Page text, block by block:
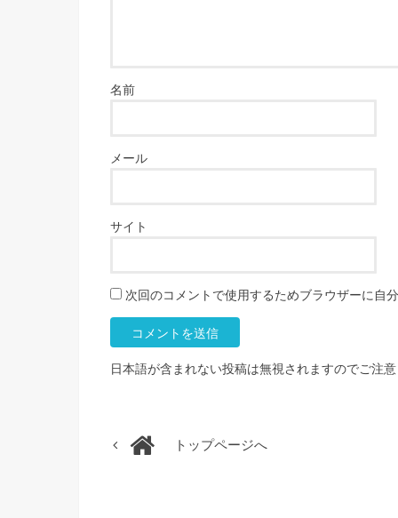
名前
メール
サイト
次回のコメントで使用するためブラウザーに自
日本語が含まれない投稿は無視されますのでご注
トップページへ